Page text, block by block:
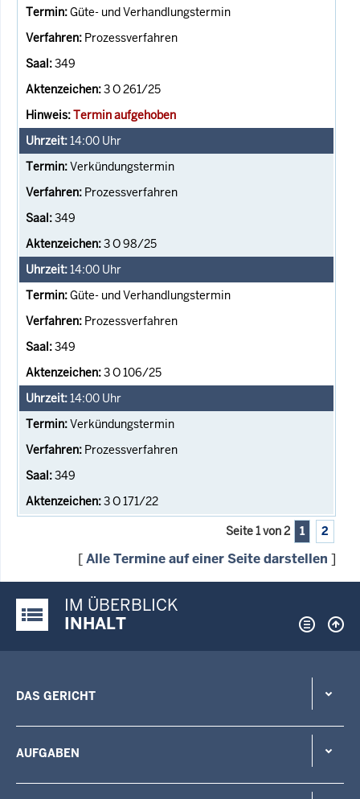
Güte- und Verhandlungstermin
Prozessverfahren
349
3 O 261/25
Termin aufgehoben
14:00 Uhr
Verkündungstermin
Prozessverfahren
349
3 O 98/25
14:00 Uhr
Güte- und Verhandlungstermin
Prozessverfahren
349
3 O 106/25
14:00 Uhr
Verkündungstermin
Prozessverfahren
349
3 O 171/22
Seite 1 von 2 1 2
[Alle Termine auf einer Seite darstellen ]
Justiz-Portal im Überblick:
IM ÜBERBLICK
INHALT
DAS GERICHT
AUFGABEN